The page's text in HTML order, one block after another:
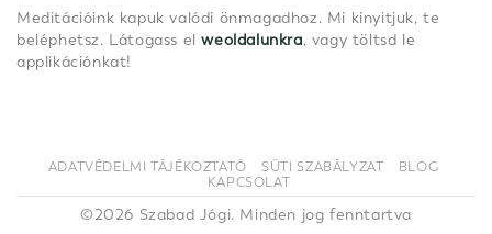
Meditációink kapuk valódi önmagadhoz. Mi kinyitjuk, te
beléphetsz. Látogass elweoldalunkra, vagy töltsd le
applikációnkat!
ADATVÉDELMI TÁJÉKOZTATÓ SÜTI SZABÁLYZAT
BLOG
KAPCSOLAT
©2026 Szabad Jógi. Minden jog fenntartva